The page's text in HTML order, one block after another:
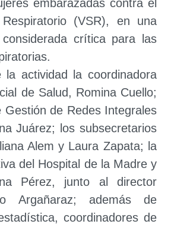
embarazadas contra el
(VSR), en una
crítica para las
la actividad la coordinadora
de Salud, Romina Cuello;
Gestión de Redes Integrales
Juárez; los subsecretarios
Alem y Laura Zapata; la
del Hospital de la Madre y
Pérez, junto al director
Argañaraz; además de
coordinadores de